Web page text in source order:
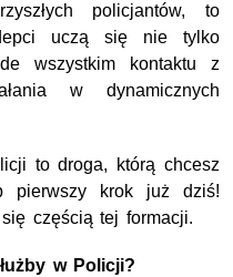
policjantów, to
uczą się nie tylko
wszystkim kontaktu z
w dynamicznych
to droga, którą chcesz
pierwszy krok już dziś!
częścią tej formacji.
w Policji?